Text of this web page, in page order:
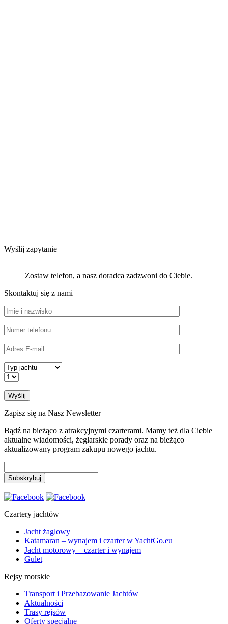
Wyślij zapytanie
Zostaw telefon, a nasz doradca zadzwoni do Ciebie.
Skontaktuj się z nami
Zapisz się na Nasz Newsletter
Bądź na bieżąco z atrakcyjnymi czarterami. Mamy też dla Ciebie
aktualne wiadomości, żeglarskie porady oraz na bieżąco
aktualizowany program zakupu nowego jachtu.
Czartery jachtów
Jacht żaglowy
Katamaran – wynajem i czarter w YachtGo.eu
Jacht motorowy – czarter i wynajem
Gulet
Rejsy morskie
Transport i Przebazowanie Jachtów
Aktualności
Trasy rejsów
Oferty specjalne